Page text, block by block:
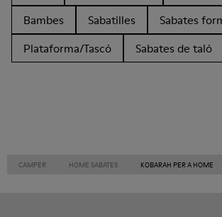
Bambes
Sabatilles
Sabates
Plataforma/Tascó
Sabates de taló
CAMPER HOME SABATES KOBARAH PER A HOME